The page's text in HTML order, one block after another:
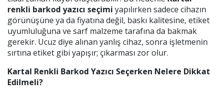
renkli barkod yazıcı seçimi yapılırken sadece cihazın
görünüşüne ya da fiyatına değil, baskı kalitesine, etiket
uyumluluğuna ve sarf malzeme tarafına da bakmak
gerekir. Ucuz diye alınan yanlış cihaz, sonra işletmenin
sırtına etiket gibi yapışır; çıkarması zor olur.
Kartal Renkli Barkod Yazıcı Seçerken Nelere Dikkat
Edilmeli?